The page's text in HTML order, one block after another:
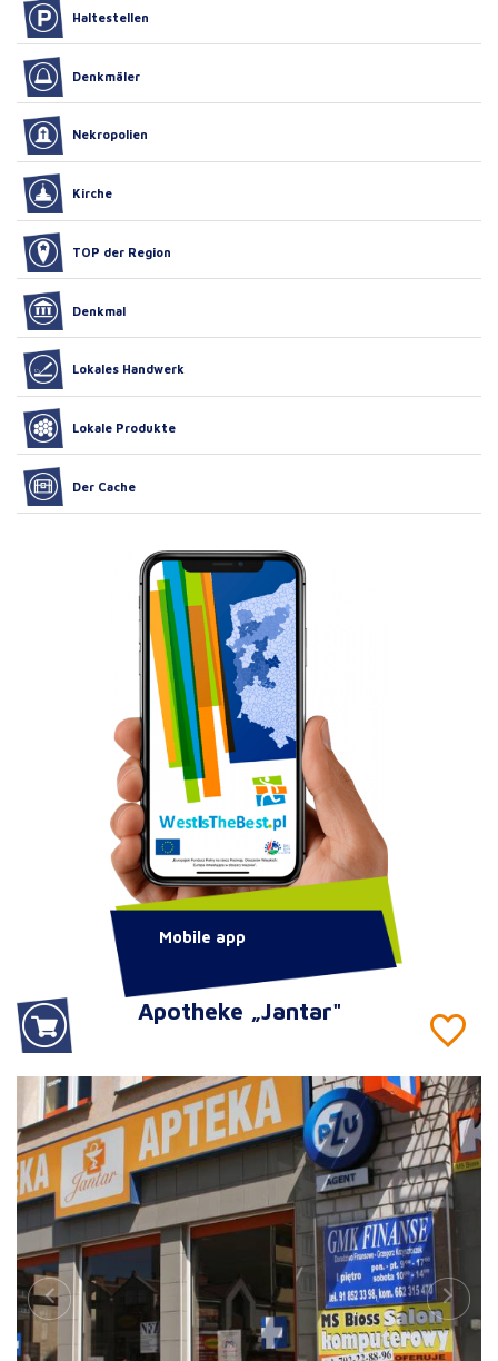
Apotheke „Jantar"
Haltestellen
Denkmäler
Nekropolien
Kirche
TOP der Region
Denkmal
Lokales Handwerk
Lokale Produkte
Der Cache
Mobile app